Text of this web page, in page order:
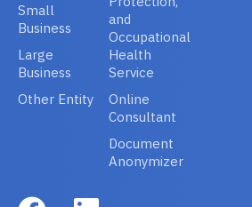
Small
Business
Large
Business
Other Entity
and
Occupational
Health
Service
Online
Consultant
Document
Anonymizer